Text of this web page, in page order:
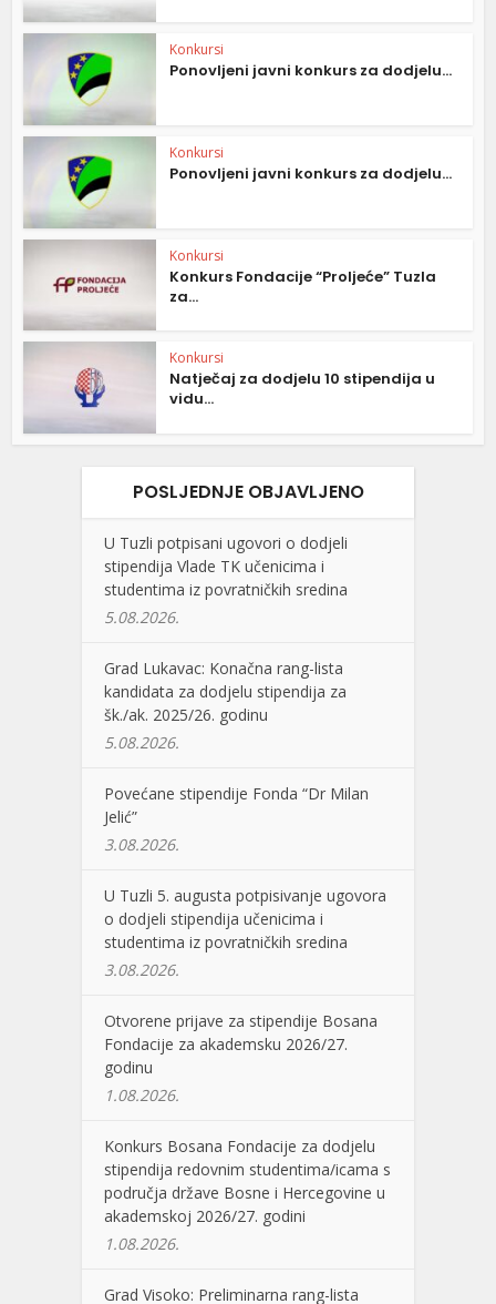
Konkursi
Ponovljeni javni konkurs za dodjelu...
Konkursi
Ponovljeni javni konkurs za dodjelu...
Konkursi
Konkurs Fondacije “Proljeće” Tuzla
za...
Konkursi
Natječaj za dodjelu 10 stipendija u
vidu...
POSLJEDNJE OBJAVLJENO
U Tuzli potpisani ugovori o dodjeli
stipendija Vlade TK učenicima i
studentima iz povratničkih sredina
5.08.2026.
Grad Lukavac: Konačna rang-lista
kandidata za dodjelu stipendija za
šk./ak. 2025/26. godinu
5.08.2026.
Povećane stipendije Fonda “Dr Milan
Jelić”
3.08.2026.
U Tuzli 5. augusta potpisivanje ugovora
o dodjeli stipendija učenicima i
studentima iz povratničkih sredina
3.08.2026.
Otvorene prijave za stipendije Bosana
Fondacije za akademsku 2026/27.
godinu
1.08.2026.
Konkurs Bosana Fondacije za dodjelu
stipendija redovnim studentima/icama s
područja države Bosne i Hercegovine u
akademskoj 2026/27. godini
1.08.2026.
Grad Visoko: Preliminarna rang-lista